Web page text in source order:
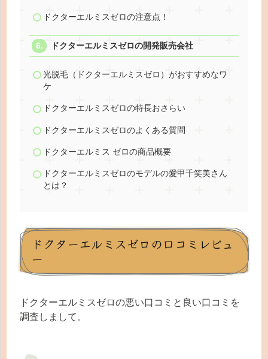
ドクターエルミスゼロの注意点！
ドクターエルミスゼロの開発販売会社
光脱毛（ドクターエルミスゼロ）がおすすめなワ
ケ
ドクターエルミスゼロの特長おさらい
ドクターエルミスゼロのよくある質問
ドクターエルミス ゼロの商品概要
ドクターエルミスゼロのモデルの愛甲千笑美さん
とは？
ドクターエルミスゼロの口コミレビュ
ー
ドクターエルミスゼロの悪い口コミと良い口コミを
調査しまして。